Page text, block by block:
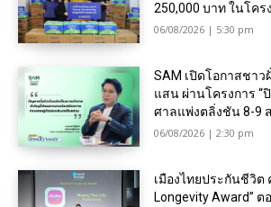
250,000 บาท ในโครง
06/08/2026 | 5:30 pm
SAM เปิดโอกาสชา
แสน ผ่านโครงการ “
ศาลแพ่งตลิ่งชัน 8-9 ส
06/08/2026 | 2:30 pm
เมืองไทยประกันชีวิต
Longevity Award”